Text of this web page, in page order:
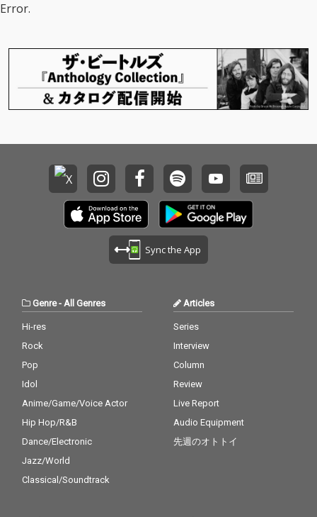
Error.
Sync the App
Genre- All Genres
Hi-res
Rock
Pop
Idol
Anime/Game/Voice Actor
Hip Hop/R&B
Dance/Electronic
Jazz/World
Classical/Soundtrack
Articles
Series
Interview
Column
Review
Live Report
Audio Equipment
先週のオトトイ